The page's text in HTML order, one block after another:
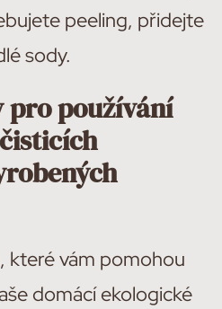
peeling, přidejte
sody.
používání
které vám pomohou
domácí ekologické